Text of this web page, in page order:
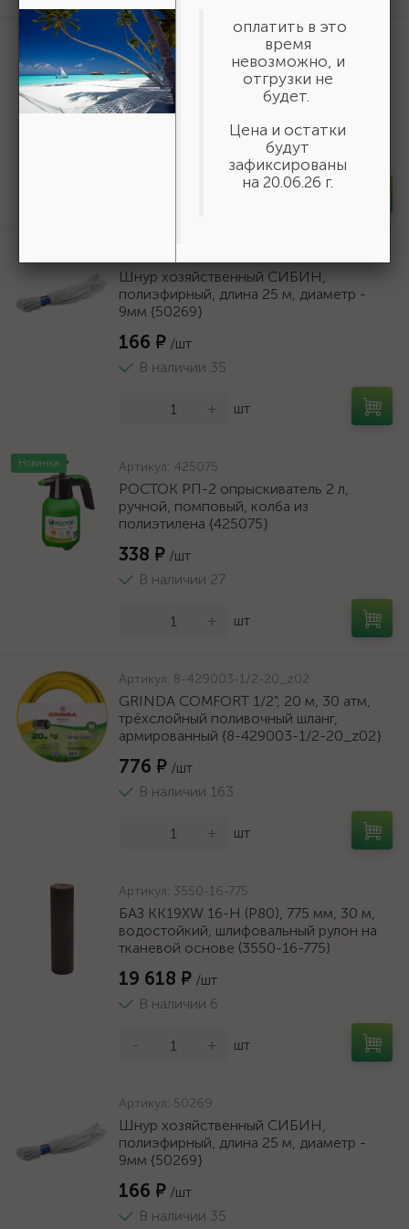
Артикул:3550-16-775
БАЗ KK19XW 16-H (Р80), 775 мм, 30 м,
водостойкий, шлифовальный рулон на
тканевой основе (3550-16-775)
Шнур хозяйственный СИБИН,
полиэфирный, длина 25 м, диаметр -
9мм {50269}
166 ₽ /шт
В наличии 35
+ шт
Новинка Артикул: 425075
РОСТОК РП-2 опрыскиватель 2 л,
ручной, помповый, колба из
полиэтилена {425075}
338 ₽ /шт
В наличии 27
+ шт
Артикул: 8-429003-1/2-20_z02
GRINDA COMFORT 1/2", 20 м, 30 атм,
трёхслойный поливочный шланг,
армированный {8-429003-1/2-20_z02}
776 ₽ /шт
В наличии 163
+ шт
Артикул: 3550-16-775
БАЗ KK19XW 16-H (Р80), 775 мм, 30 м,
водостойкий, шлифовальный рулон на
тканевой основе (3550-16-775)
19 618 ₽ /шт
В наличии 6
- + шт
Артикул: 50269
Шнур хозяйственный СИБИН,
полиэфирный, длина 25 м, диаметр -
9мм {50269}
166 ₽ /шт
В наличии 35
оплатить в это
время
невозможно, и
отгрузки не
будет.
Цена и остатки
будут
зафиксированы
на 20.06.26 г.